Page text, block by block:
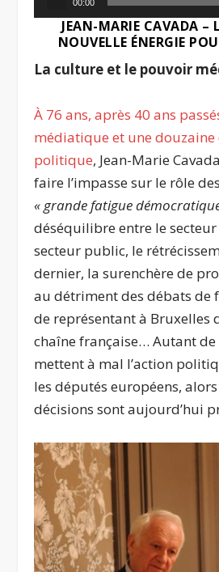
audio
00:00
JEAN-MARIE CAVADA –
NOUVELLE ÉNERGIE
La culture et le pouvoir
À 76 ans, après 40 ans
médiatique et une douzaine
politique, Jean-Marie
faire l’impasse sur le rôle
« grande fatigue
déséquilibre entre le
secteur public, le
dernier, la surenchère de
au détriment des débats de
de représentant à Bruxelles
chaîne française… Autant de
mettent à mal l’action
les députés européens,
décisions sont aujourd’hui